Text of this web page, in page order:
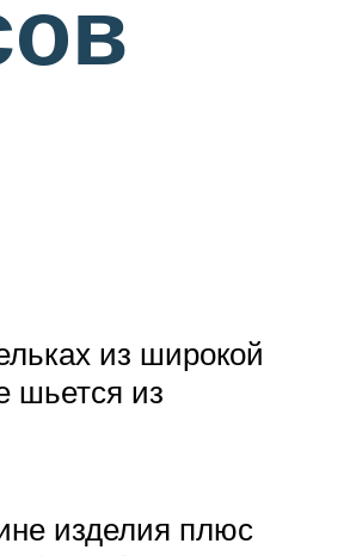
из широкой
шьется из
изделия плюс